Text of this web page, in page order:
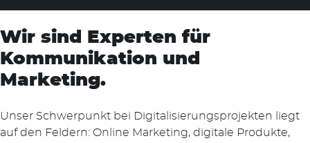
Wir sind Experten für
Kommunikation und
Marketing.
Unser Schwerpunkt bei Digitalisierungsprojekten liegt
auf den Feldern: Online Marketing, digitale Produkte,